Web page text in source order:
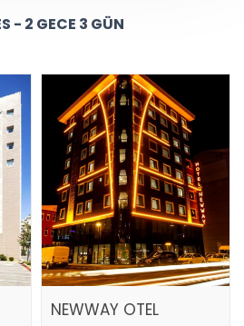
- 2 GECE 3 GÜN
NEWWAY OTEL